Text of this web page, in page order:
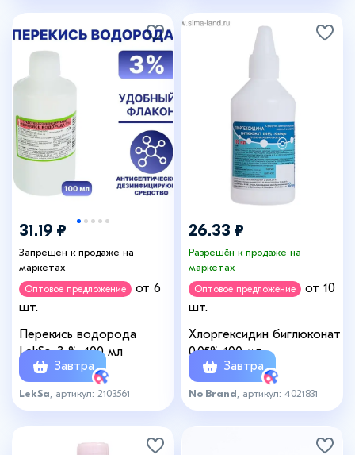
31.19 ₽
Запрещен к продаже на
маркетах
Оптовое предложение
от 6
шт.
Перекись водорода
LekSa, 3 %, 100 мл
Завтра
LekSa , артикул: 2103561
26.33 ₽
Разрешён к продаже на
маркетах
Оптовое предложение
от 10
шт.
Хлоргексидин биглюконат
0.05% 100 мл
Завтра
No Brand , артикул: 4021831